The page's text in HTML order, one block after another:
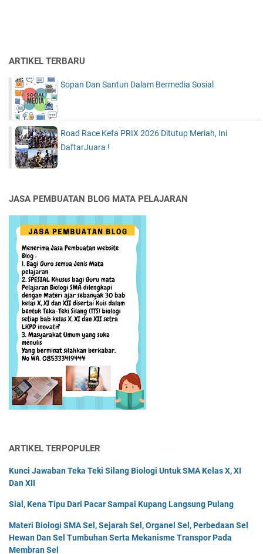
ARTIKEL TERBARU
Sopan Dan Santun Dalam Bermedia Sosial
Road Race Kefa PRIX 2026 Ditutup Meriah, Ini
DaftarJuara !
JASA PEMBUATAN BLOG MATA PELAJARAN
ARTIKEL TERPOPULER
Kunci Jawaban Teka Teki Silang Biologi Untuk SMA Kelas X, XI
Dan XII
Sial, Kena Tipu Dari Pacar Sampai Kupang Langsung Pulang
Materi Biologi SMA Sel, Sejarah Sel, Organel Sel, Perbedaan Sel
Hewan Dan Sel Tumbuhan Serta Mekanisme Transpor Pada
Membran Sel